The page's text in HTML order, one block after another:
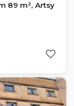
89 m², Artsy